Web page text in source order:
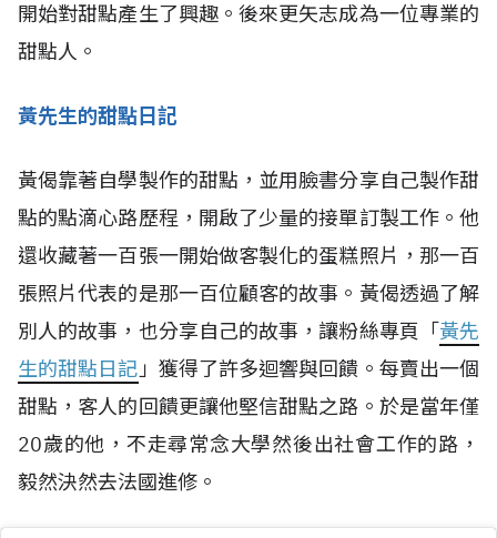
開始對甜點產生了興趣。後來更矢志成為一位專業的
甜點人。
黃先生的甜點日記
黃偈靠著自學製作的甜點，並用臉書分享自己製作甜
點的點滴心路歷程，開啟了少量的接單訂製工作。他
還收藏著一百張一開始做客製化的蛋糕照片，那一百
張照片代表的是那一百位顧客的故事。黃偈透過了解
別人的故事，也分享自己的故事，讓粉絲專頁「黃先
生的甜點日記」獲得了許多迴響與回饋。每賣出一個
甜點，客人的回饋更讓他堅信甜點之路。於是當年僅
20歲的他，不走尋常念大學然後出社會工作的路，
毅然決然去法國進修。